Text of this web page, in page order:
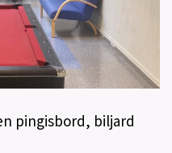
pingisbord, biljard